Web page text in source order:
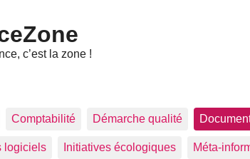
c’est la zone !
Comptabilité Démarche qualité
logiciels Initiatives écologiques Méta-